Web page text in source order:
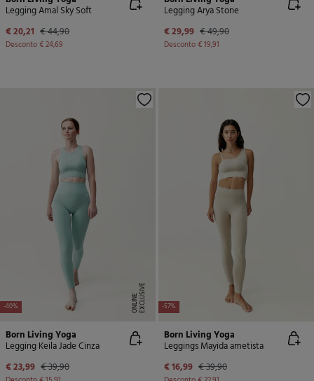
Legging Amal Sky Soft
€ 20,21 € 44,90
Desconto€ 24,69
Legging Arya Stone
€ 29,99 € 49,90
Desconto€ 19,91
-40% E
X
C
L
U
SI
V
E
O
N
LI
N
E
Born Living Yoga
Legging Keila Jade Cinza
€ 23,99 € 39,90
-57%
Born Living Yoga
Leggings Mayida ametista
€ 16,99 € 39,90